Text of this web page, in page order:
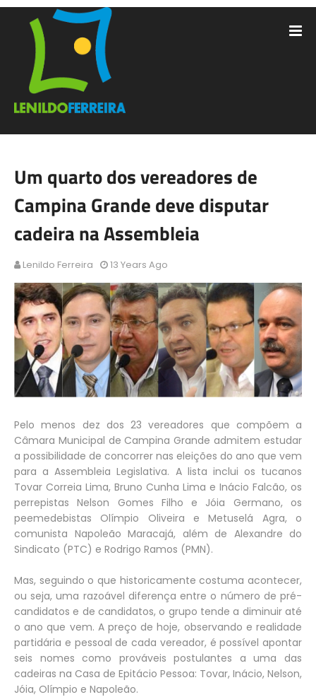
Um quarto dos vereadores de
Campina Grande deve disputar
cadeira na Assembleia
Lenildo Ferreira 13 Years Ago
Pelo menos dez dos 23 vereadores que compõem a
Câmara Municipal de Campina Grande admitem estudar
a possibilidade de concorrer nas eleições do ano que vem
para a Assembleia Legislativa. A lista inclui os tucanos
Tovar Correia Lima, Bruno Cunha Lima e Inácio Falcão, os
perrepistas Nelson Gomes Filho e Jóia Germano, os
peemedebistas Olímpio Oliveira e Metuselá Agra, o
comunista Napoleão Maracajá, além de Alexandre do
Sindicato (PTC) e Rodrigo Ramos (PMN).
Mas, seguindo o que historicamente costuma acontecer,
ou seja, uma razoável diferença entre o número de pré-
candidatos e de candidatos, o grupo tende a diminuir até
o ano que vem. A preço de hoje, observando e realidade
partidária e pessoal de cada vereador, é possível apontar
seis nomes como prováveis postulantes a uma das
cadeiras na Casa de Epitácio Pessoa: Tovar, Inácio, Nelson,
Jóia, Olímpio e Napoleão.